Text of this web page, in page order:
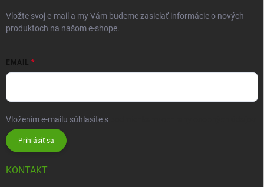
Vložte svoj e-mail a my Vám budeme zasielať informácie o nových
produktoch na našom e-shope.
EMAIL
Vložením e-mailu súhlasíte s
Prihlásiť sa
KONTAKT